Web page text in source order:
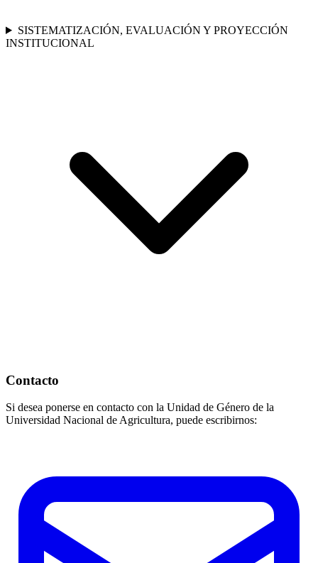
SISTEMATIZACIÓN, EVALUACIÓN Y PROYECCIÓN
INSTITUCIONAL
Contacto
Si desea ponerse en contacto con la Unidad de Género de la
Universidad Nacional de Agricultura, puede escribirnos: